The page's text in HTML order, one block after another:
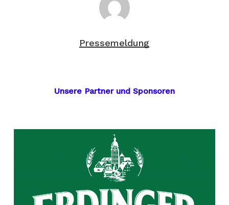
Pressemeldung
Unsere Partner und Sponsoren